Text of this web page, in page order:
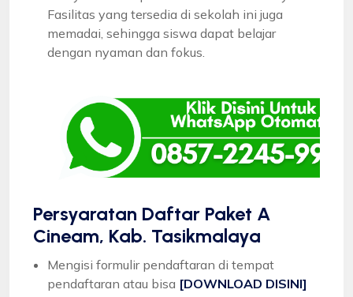
Fasilitas yang tersedia di sekolah ini juga
memadai, sehingga siswa dapat belajar
dengan nyaman dan fokus.
Persyaratan Daftar Paket A
Cineam, Kab. Tasikmalaya
Mengisi formulir pendaftaran di tempat
pendaftaran atau bisa [DOWNLOAD DISINI]